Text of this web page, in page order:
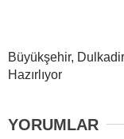
Büyükşehir,
Hazırlıyor
YORUMLAR